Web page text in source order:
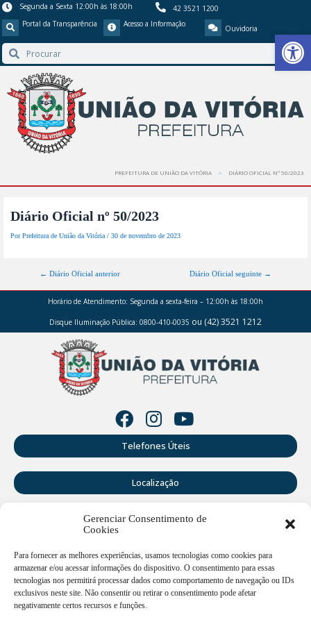
Gerenciar Consentimento de
Cookies
Para fornecer as melhores experiências, usamos tecnologias como cookies para
armazenar e/ou acessar informações do dispositivo. O consentimento para essas
tecnologias nos permitirá processar dados como comportamento de navegação ou IDs
exclusivos neste site. Não consentir ou retirar o consentimento pode afetar
negativamente certos recursos e funções.
Barra de
Segunda a Sexta 12:00h às 18:00h
42 3521 1200
Portal da Transparência
Acesso a Informação Ouvidoria
PREFEITURA DE UNIÃO DA VITÓRIA DIÁRIO OFICIAL Nº 50/2023
Diário Oficial nº 50/2023
PorPrefeitura de União da Vitória/30 de novembro de 2023
← Diário Oficial anterior Diário Oficial seguinte →
Horário de Atendimento: Segunda a sexta-feira – 12:00h às 18:00h
Disque Iluminação Pública: 0800-410-0035 ou (42) 3521 1212
Telefones Úteis
Localização
Perguntas Frequentes
Webmail
Rua Doutor Cruz Machado, 205 - Centro - União da Vitória -
PR